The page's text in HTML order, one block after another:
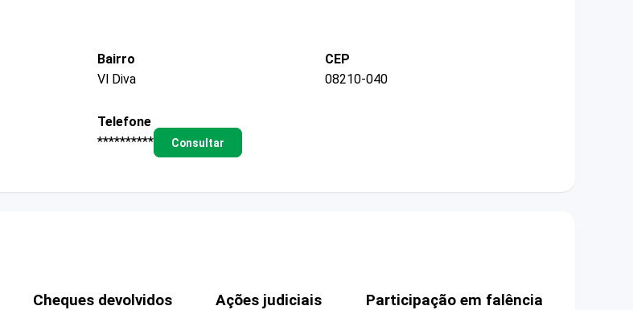
Bairro
Vl Diva
CEP
08210-040
Telefone
**********
Consultar
Cheques devolvidos Ações judiciais Participação em falência